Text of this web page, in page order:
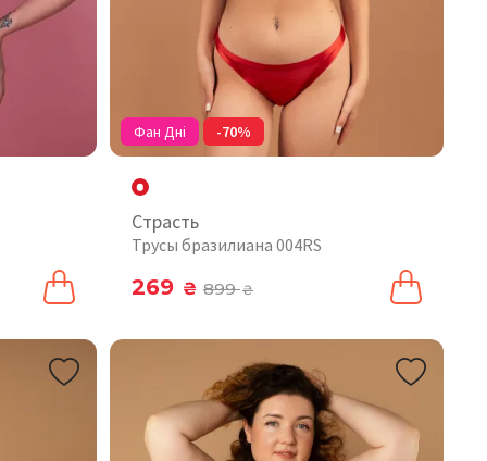
Фан Дні -70%
Страсть
Трусы бразилиана 004RS
269 ₴ 899₴